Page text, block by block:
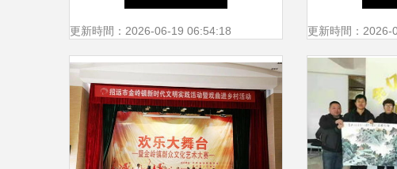
學生藝術展演活動舞蹈展演
更新時間：2026-06-19 06:54:18 陜北民歌交
更新時間：2026-